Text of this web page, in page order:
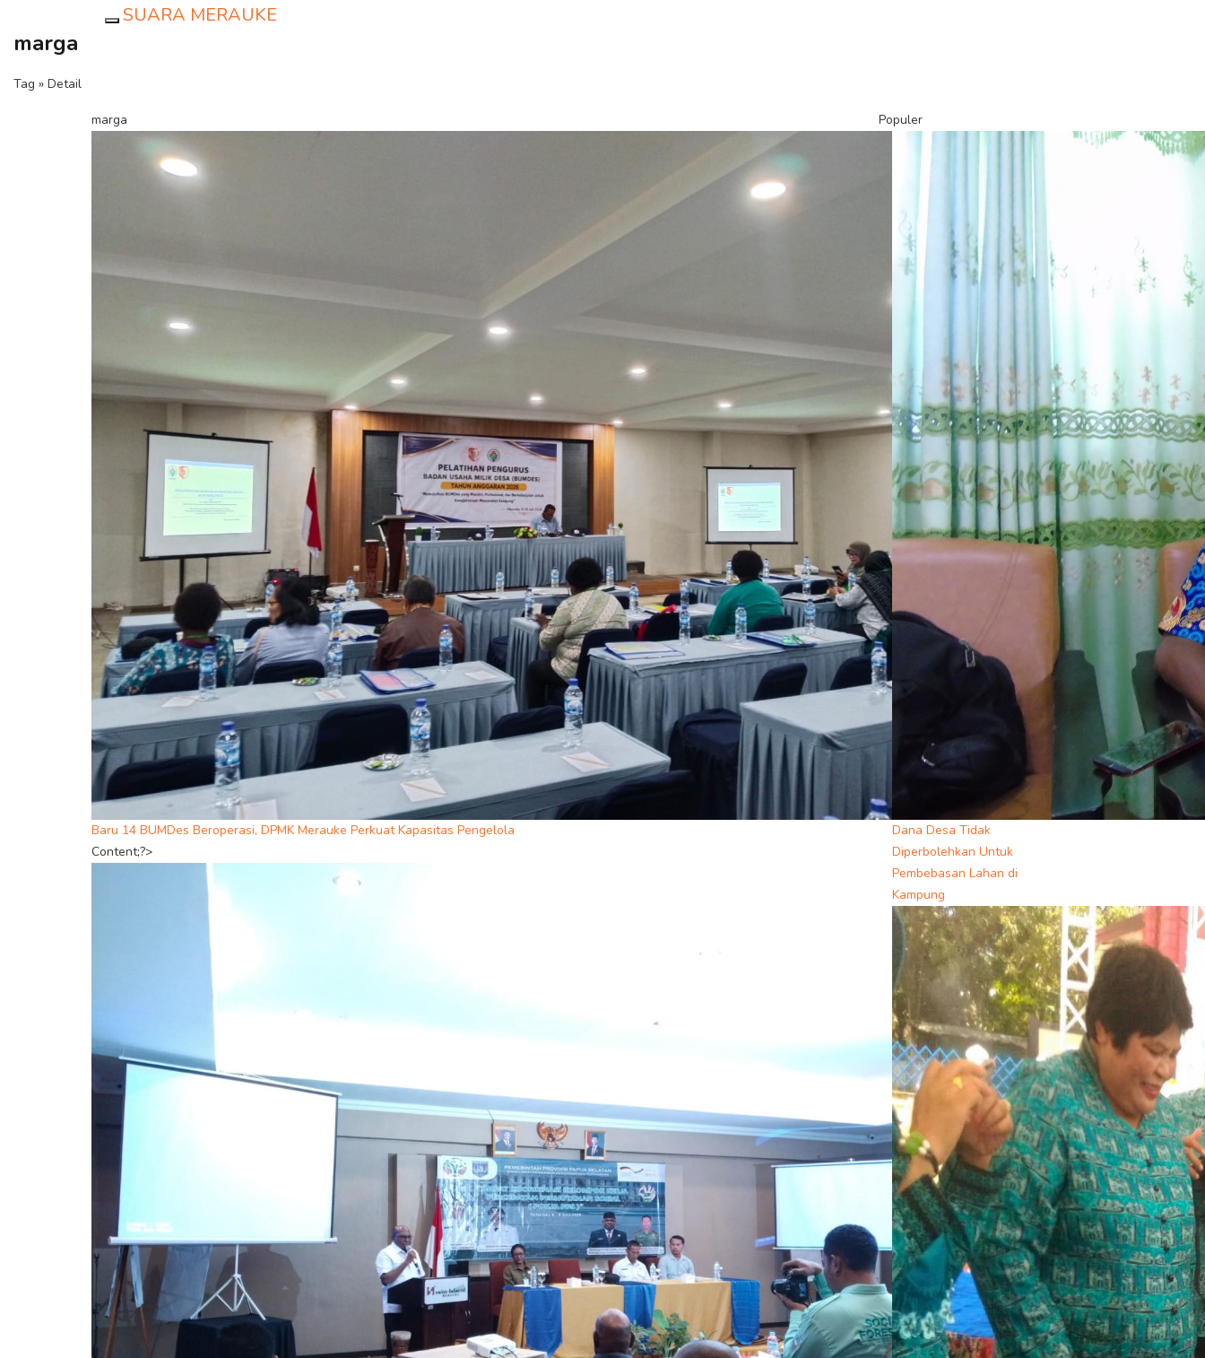
SUARA MERAUKE
marga
Tag » Detail
marga
Baru 14 BUMDes Beroperasi, DPMK Merauke Perkuat Kapasitas Pengelola
Content;?>
Populer
Dana Desa Tidak
Diperbolehkan Untuk
Pembebasan Lahan di
Kampung